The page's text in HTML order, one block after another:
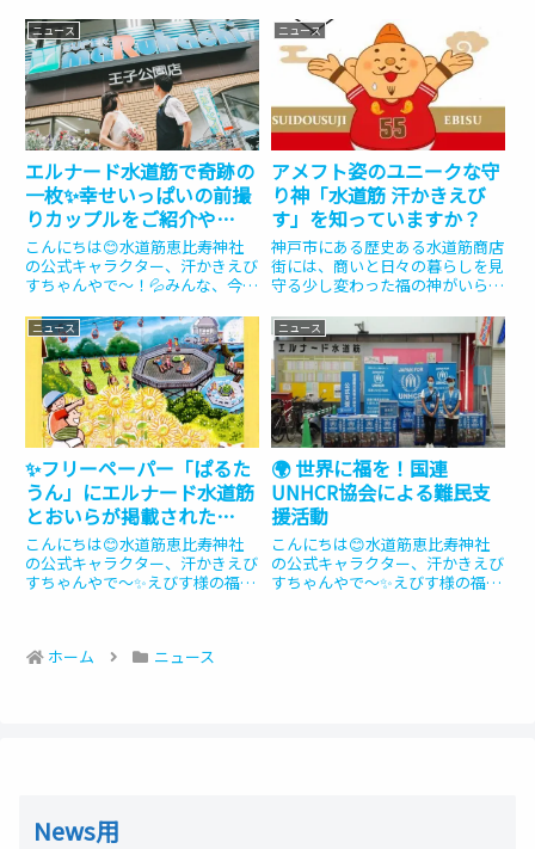
一年で最も熱い五毛天神（河内國
魂神社）の春季大祭が幕を開けま
す！現在、エルナード水道筋には
「上野」と「畑原」ののぼりが
誇...
スツアーに行ってまいりました。
その模様を動画にまとめましたの
でぜひご覧ください。
ニュース
エルナード水道筋で奇跡の
一枚✨幸せいっぱいの前撮
りカップルをご紹介や
で〜！
こんにちは😊水道筋恵比寿神社
の公式キャラクター、汗かきえび
すちゃんやで〜！💦みんな、今日
エルナード水道筋の「人情」「活
気」「幸せ」を世界中に届けるた
めに、商店街を全力疾走してきた
よ〜！おかげで今日も汗が止まら
ん...
ニュース
アメフト姿のユニークな守
り神「水道筋 汗かきえび
す」を知っていますか？
神戸市にある歴史ある水道筋商店
街には、商いと日々の暮らしを見
守る少し変わった福の神がいらっ
一つとして認められている「水道
筋恵比寿神社」のえびす様です。
今回は、この商店街の活気を守る
ユニークな「水道筋 汗かきえび...
ニュース
✨フリーペーパー「ぱるた
うん」にエルナード水道筋
とおいらが掲載された
よ〜！🏮🏈
こんにちは😊水道筋恵比寿神社
の公式キャラクター、汗かきえび
すちゃんやで〜✨えびす様の福を
んなに福を配るためにエルナード
ニュース
🌍 世界に福を！国連
UNHCR協会による難民支
援活動
こんにちは😊水道筋恵比寿神社
の公式キャラクター、汗かきえび
すちゃんやで〜✨えびす様の福を
ホーム ニュース
News用